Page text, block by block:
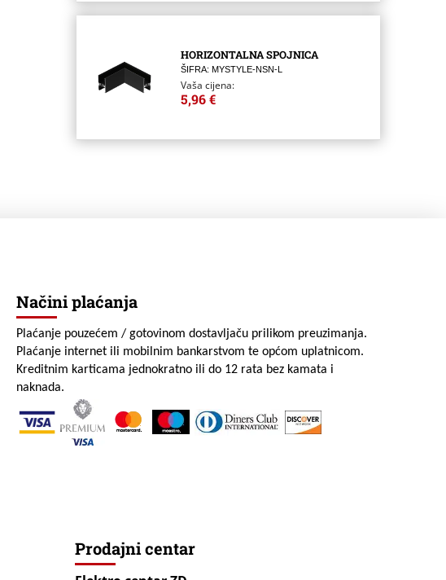
HORIZONTALNA SPOJNICA
ŠIFRA: MYSTYLE-NSN-L
Vaša cijena:
5,96 €
Načini plaćanja
Plaćanje pouzećem / gotovinom dostavljaču prilikom preuzimanja.
Plaćanje internet ili mobilnim bankarstvom te općom uplatnicom.
Kreditnim karticama jednokratno ili do 12 rata bez kamata i
naknada.
Prodajni centar